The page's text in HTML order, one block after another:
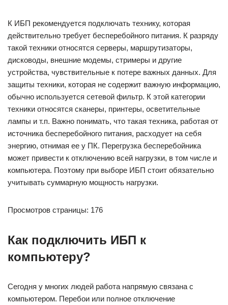
К ИБП рекомендуется подключать технику, которая
действительно требует бесперебойного питания. К разряду
такой техники относятся серверы, маршрутизаторы,
дисководы, внешние модемы, стримеры и другие
устройства, чувствительные к потере важных данных. Для
защиты техники, которая не содержит важную информацию,
обычно используется сетевой фильтр. К этой категории
техники относятся сканеры, принтеры, осветительные
лампы и т.п. Важно понимать, что такая техника, работая от
источника бесперебойного питания, расходует на себя
энергию, отнимая ее у ПК. Перегрузка бесперебойника
может привести к отключению всей нагрузки, в том числе и
компьютера. Поэтому при выборе ИБП стоит обязательно
учитывать суммарную мощность нагрузки.
Просмотров страницы: 176
Как подключить ИБП к
компьютеру?
Сегодня у многих людей работа напрямую связана с
компьютером. Перебои или полное отключение